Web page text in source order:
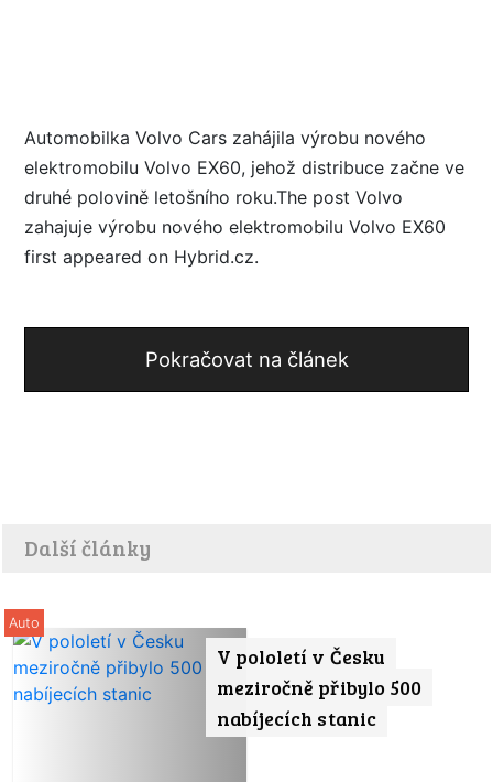
Automobilka Volvo Cars zahájila výrobu nového
elektromobilu Volvo EX60, jehož distribuce začne ve
druhé polovině letošního roku.The post Volvo
zahajuje výrobu nového elektromobilu Volvo EX60
first appeared on Hybrid.cz.
Pokračovat na článek
Další články
V pololetí v Česku
meziročně přibylo 500
nabíjecích stanic
Auto